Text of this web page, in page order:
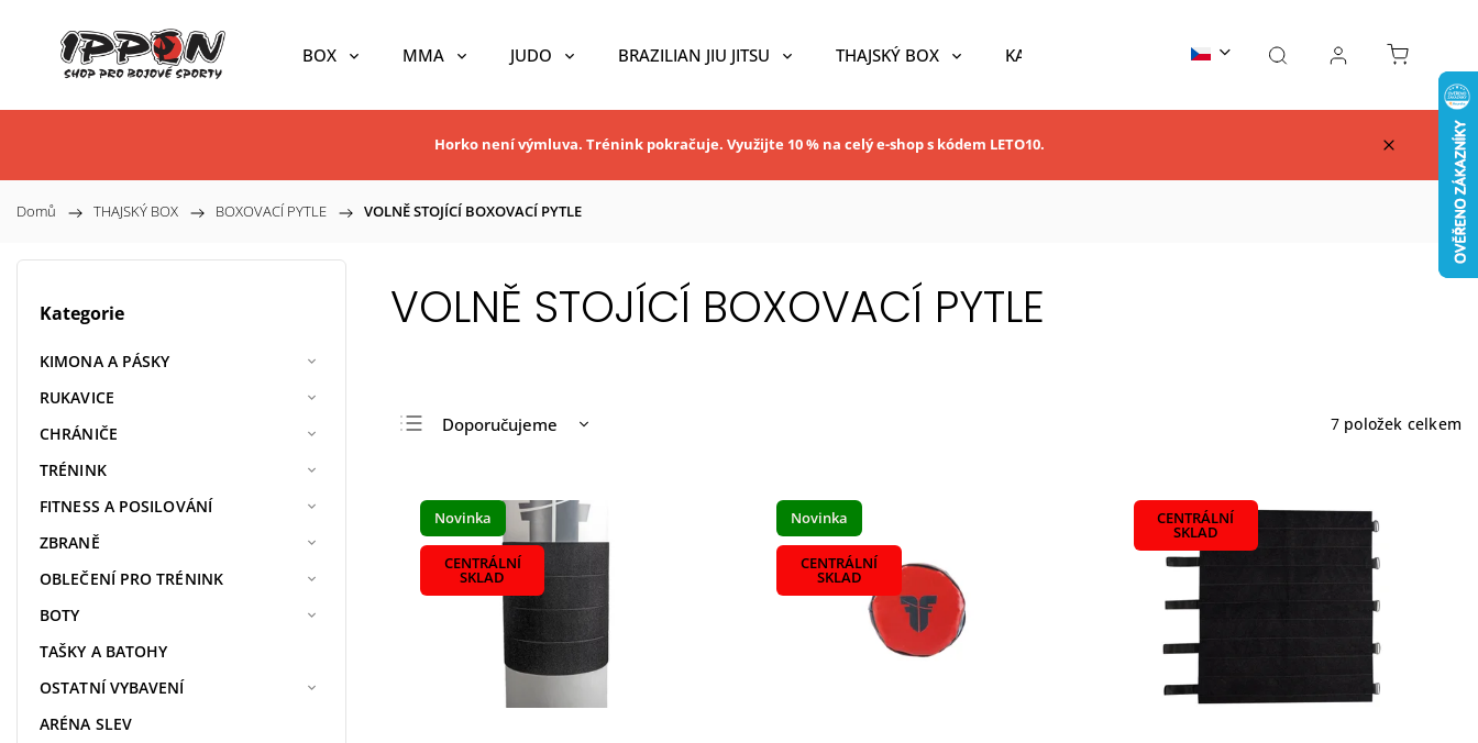
BOX MMA JUDO BRAZILIAN JIU JITSU THAJSKÝ BOX KARATE TAEKWONDO AIKIDO
Horko není výmluva. Trénink pokračuje. Využijte 10 % na celý e-shop s kódem LETO10.
Domů / THAJSKÝ BOX / BOXOVACÍ PYTLE / VOLNĚ STOJÍCÍ BOXOVACÍ PYTLE
Kategorie
KIMONA A PÁSKY
RUKAVICE
CHRÁNIČE
TRÉNINK
FITNESS A POSILOVÁNÍ
ZBRANĚ
OBLEČENÍ PRO TRÉNINK
BOTY
TAŠKY A BATOHY
OSTATNÍ VYBAVENÍ
ARÉNA SLEV
VOLNĚ STOJÍCÍ BOXOVACÍ PYTLE
Doporučujeme
Nejdražší
Nejprodávanější
Abecedně
7 položek celkem
Novinka
CENTRÁLNÍ
SKLAD
Novinka
CENTRÁLNÍ
SKLAD
CENTRÁLNÍ
SKLAD